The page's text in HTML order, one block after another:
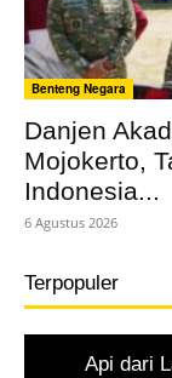
Benteng Negara
Danjen
Mojokerto,
Indonesia...
6 Agustus 2026
Terpopuler
Api dari